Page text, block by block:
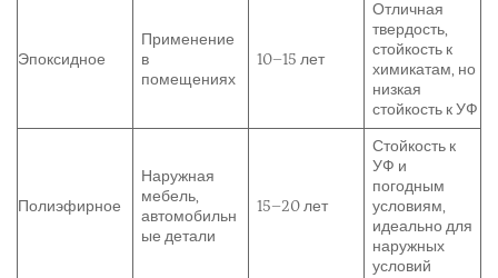
Эпоксидное
Применение
в
помещениях
10–15 лет
Отличная
твердость,
стойкость к
химикатам, но
низкая
стойкость к УФ
Полиэфирное
Наружная
мебель,
автомобильн
ые детали
15–20 лет
Стойкость к
УФ и
погодным
условиям,
идеально для
наружных
условий